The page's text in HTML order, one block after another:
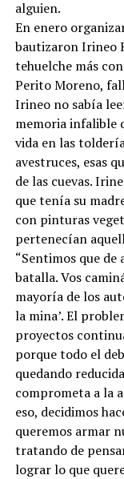
alguien.
En enero
bautizaron Irineo
tehuelche más
Perito Moreno,
Irineo no sabía
memoria infalible
vida en las
avestruces, esas
de las cuevas.
que tenía su
con pinturas
pertenecían
“Sentimos que de
batalla. Vos
mayoría de los
la mina’. El
proyectos
porque todo el
quedando
comprometa a la
eso, decidimos
queremos armar
tratando de
lograr lo que